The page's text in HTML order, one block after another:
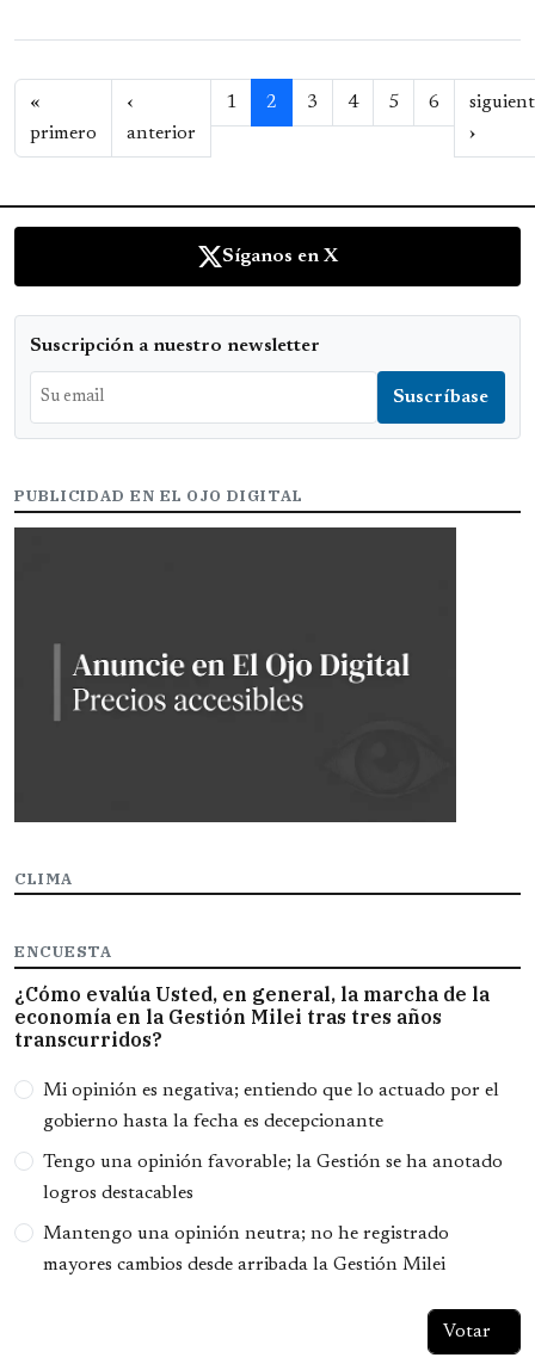
Paginación
«
primero Primera página
‹
anterior Página anterior
1 2 3 4 5 6
›
Síganos en X
Suscripción a nuestro newsletter
PUBLICIDAD EN EL OJO DIGITAL
CLIMA
ENCUESTA
¿Cómo evalúa Usted, en general, la marcha de la
economía en la Gestión Milei tras tres años
transcurridos?
Opciones
Mi opinión es negativa; entiendo que lo actuado por el
gobierno hasta la fecha es decepcionante
Tengo una opinión favorable; la Gestión se ha anotado
logros destacables
Mantengo una opinión neutra; no he registrado
mayores cambios desde arribada la Gestión Milei